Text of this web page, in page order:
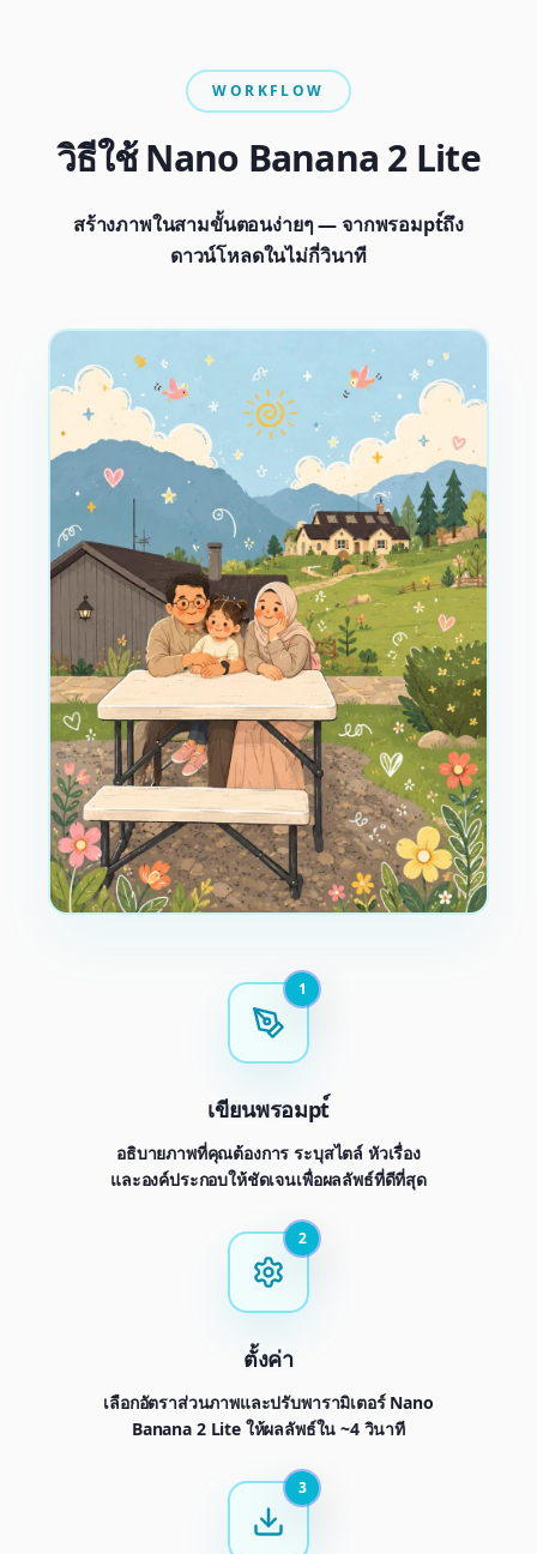
WORKFLOW
วิธีใช้ Nano Banana 2 Lite
สร้างภาพในสามขั้นตอนง่ายๆ — จากพรอมpt์ถึง
ดาวน์โหลดในไม่กี่วินาที
1
เขียนพรอมpt์
อธิบายภาพที่คุณต้องการ ระบุสไตล์ หัวเรื่อง
และองค์ประกอบให้ชัดเจนเพื่อผลลัพธ์ที่ดีที่สุด
2
ตั้งค่า
เลือกอัตราส่วนภาพและปรับพารามิเตอร์ Nano
Banana 2 Lite ให้ผลลัพธ์ใน ~4 วินาที
3